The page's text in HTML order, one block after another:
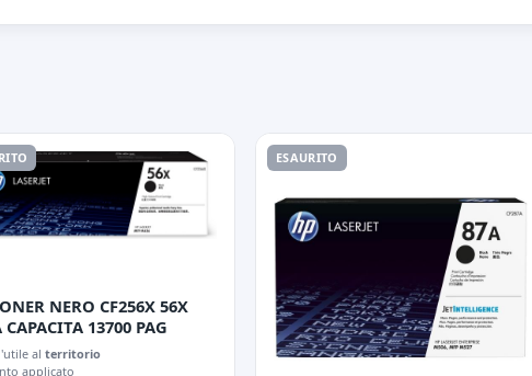
NERO CF256X 56X
CAPACITA 13700 PAG
alterritorio
applicato
ESAURITO